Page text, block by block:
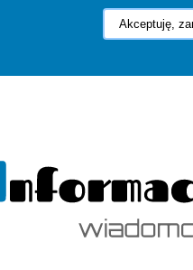
Akceptuję,
Policyjny